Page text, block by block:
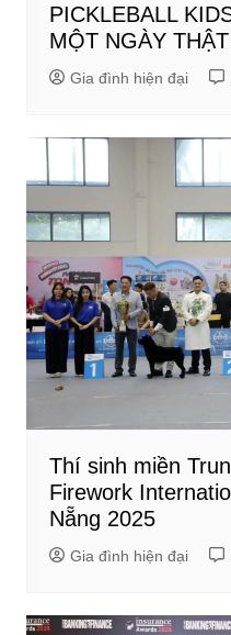
PICKLEBALL
MỘT NGÀY
Gia đình hiện đại
Thí sinh miền
Firework
Nẵng 2025
Gia đình hiện đại